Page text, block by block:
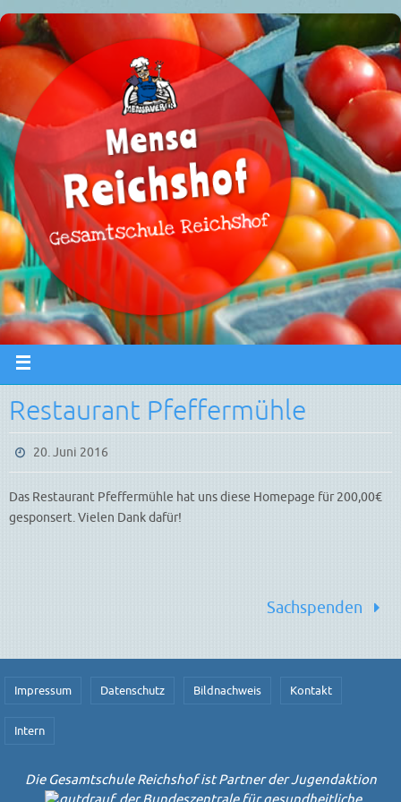
Restaurant Pfeffermühle
20. Juni 2016
Das Restaurant Pfeffermühle hat uns diese Homepage für 200,00€
gesponsert. Vielen Dank dafür!
Sachspenden
Impressum Datenschutz Bildnachweis Kontakt
Intern
Die Gesamtschule Reichshof ist Partner der Jugendaktion